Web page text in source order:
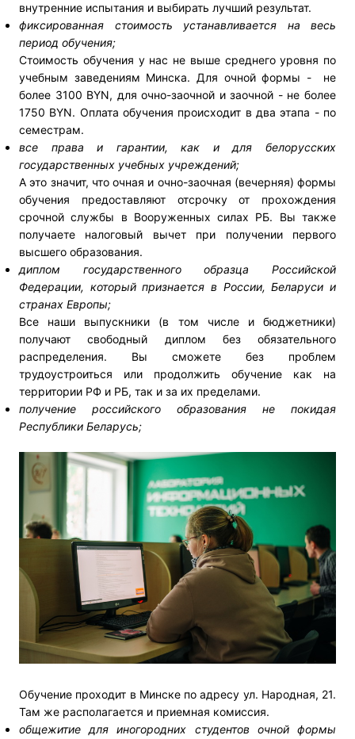
внутренние испытания и выбирать лучший результат.
фиксированная стоимость устанавливается на весь
период обучения;
Стоимость обучения у нас не выше среднего уровня по
учебным заведениям Минска. Для очной формы - не
более 3100 BYN, для очно-заочной и заочной - не более
1750 BYN. Оплата обучения происходит в два этапа - по
семестрам.
все права и гарантии, как и для белорусских
государственных учебных учреждений;
А это значит, что очная и очно-заочная (вечерняя) формы
обучения предоставляют отсрочку от прохождения
срочной службы в Вооруженных силах РБ. Вы также
получаете налоговый вычет при получении первого
высшего образования.
диплом государственного образца Российской
Федерации, который признается в России, Беларуси и
странах Европы;
Все наши выпускники (в том числе и бюджетники)
получают свободный диплом без обязательного
распределения. Вы сможете без проблем
трудоустроиться или продолжить обучение как на
территории РФ и РБ, так и за их пределами.
получение российского образования не покидая
Республики Беларусь;
Обучение проходит в Минске по адресу ул. Народная, 21.
Там же располагается и приемная комиссия.
общежитие для иногородних студентов очной формы